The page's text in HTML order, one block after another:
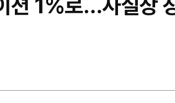
션 1%로…사실상